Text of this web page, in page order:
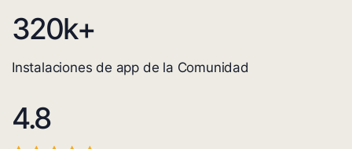
320k+
Instalaciones de app de la Comunidad
4.8